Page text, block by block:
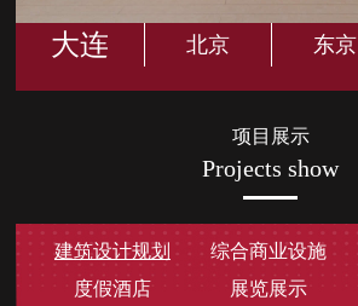
大连 北京 东京
项目展示
Projects show
建筑设计规划 综合商业设施
度假酒店
展览展示